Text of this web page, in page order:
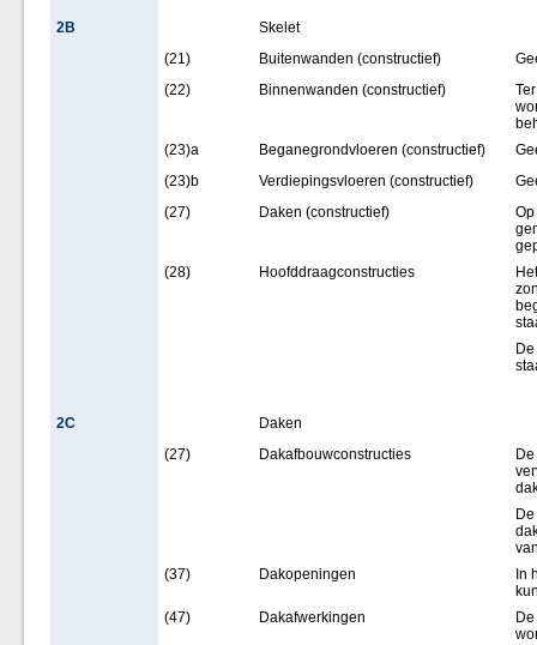
2B
Skelet
(21)
Buitenwanden (constructief)
(22)
Binnenwanden (constructief)
(23)a
Beganegrondvloeren (constructief)
(23)b
Verdiepingsvloeren (constructief)
(27)
Daken (constructief)
(28)
Hoofddraagconstructies
2C
Daken
(27)
Dakafbouwconstructies
(37)
Dakopeningen
In
(47)
Dakafwerkingen